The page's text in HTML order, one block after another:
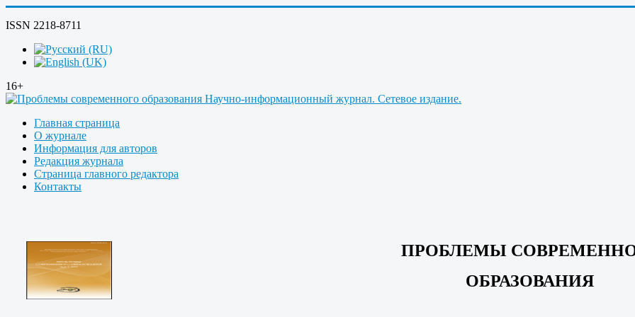
ISSN 2218-8711
16+
Главная страница
О журнале
Информация для авторов
Редакция журнала
Страница главного редактора
Контакты
ПРОБЛЕМЫ
ОБРАЗОВАНИЯ